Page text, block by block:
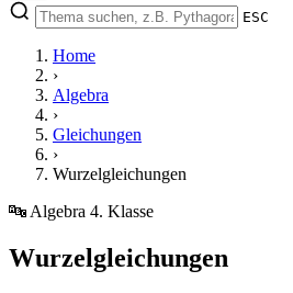
ESC
Home
›
Algebra
›
Gleichungen
›
Wurzelgleichungen
🔤 Algebra 4. Klasse
Wurzelgleichungen